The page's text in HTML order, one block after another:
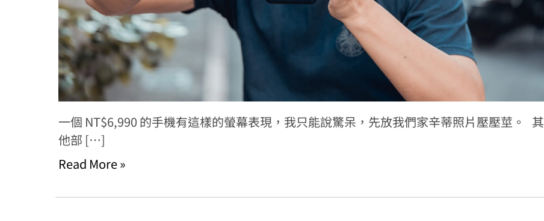
一個 NT$6,990 的手機有這樣的螢幕表現，我只能說驚呆，先放我們家辛蒂照片壓壓莖。 其
他部 […]
Read More »